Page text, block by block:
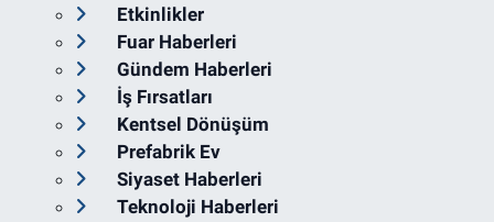
Etkinlikler
Fuar Haberleri
Gündem Haberleri
İş Fırsatları
Kentsel Dönüşüm
Prefabrik Ev
Siyaset Haberleri
Teknoloji Haberleri